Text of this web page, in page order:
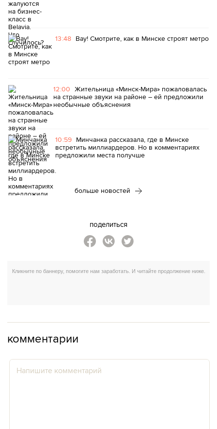
13:48 Вау! Смотрите, как в Минске строят метро
12:00 Жительница «Минск-Мира» пожаловалась
на странные звуки на районе – ей предложили
необычные объяснения
10:59 Минчанка рассказала, где в Минске
встретить миллиардеров. Но в комментариях
предложили места получше
больше новостей
поделиться
комментарии